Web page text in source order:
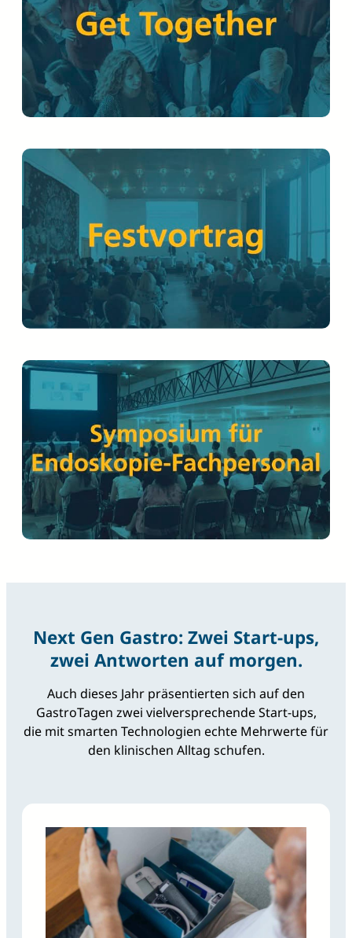
Next Gen Gastro: Zwei Start-ups,
zwei Antworten auf morgen.
Auch dieses Jahr präsentierten sich auf den
GastroTagen zwei vielversprechende Start-ups,
die mit smarten Technologien echte Mehrwerte für
den klinischen Alltag schufen.